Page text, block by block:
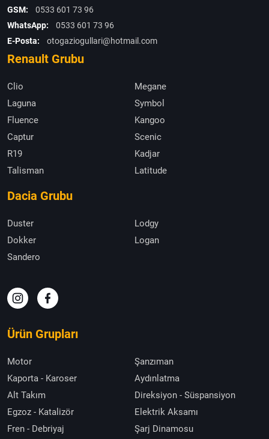
GSM:
0533 601 73 96
WhatsApp:
0533 601 73 96
E-Posta:
otogaziogullari@hotmail.com
Renault Grubu
Clio
Megane
Laguna
Symbol
Fluence
Kangoo
Captur
Scenic
R19
Kadjar
Talisman
Latitude
Dacia Grubu
Duster
Lodgy
Dokker
Logan
Sandero
Ürün Grupları
Motor
Şanzıman
Kaporta - Karoser
Aydınlatma
Alt Takım
Direksiyon - Süspansiyon
Egzoz - Katalizör
Elektrik Aksamı
Fren - Debriyaj
Şarj Dinamosu